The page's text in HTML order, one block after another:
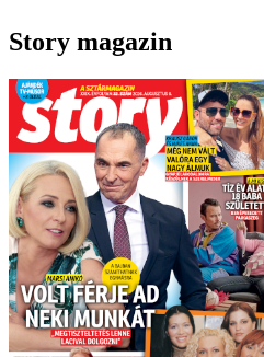
Story magazin